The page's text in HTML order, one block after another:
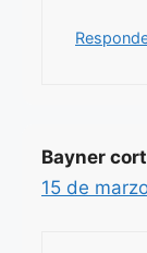
Bayner
15 de